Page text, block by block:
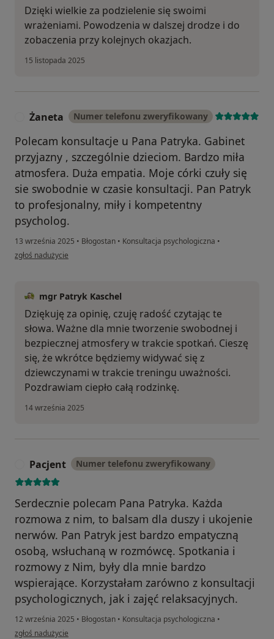
Dzięki wielkie za podzielenie się swoimi
wrażeniami. Powodzenia w dalszej drodze i do
zobaczenia przy kolejnych okazjach.
15 listopada 2025
Żaneta Numer telefonu zweryfikowany
Polecam konsultacje u Pana Patryka. Gabinet
przyjazny , szczególnie dzieciom. Bardzo miła
atmosfera. Duża empatia. Moje córki czuły się
sie swobodnie w czasie konsultacji. Pan Patryk
to profesjonalny, miły i kompetentny
psycholog.
13 września 2025 • Błogostan • Konsultacja psychologiczna •
w opinii użytkownika Żaneta
zgłoś nadużycie
mgr Patryk Kaschel
Dziękuję za opinię, czuję radość czytając te
słowa. Ważne dla mnie tworzenie swobodnej i
bezpiecznej atmosfery w trakcie spotkań. Cieszę
się, że wkrótce będziemy widywać się z
dziewczynami w trakcie treningu uważności.
Pozdrawiam ciepło całą rodzinkę.
14 września 2025
Pacjent Numer telefonu zweryfikowany
Serdecznie polecam Pana Patryka. Każda
rozmowa z nim, to balsam dla duszy i ukojenie
nerwów. Pan Patryk jest bardzo empatyczną
osobą, wsłuchaną w rozmówcę. Spotkania i
rozmowy z Nim, były dla mnie bardzo
wspierające. Korzystałam zarówno z konsultacji
psychologicznych, jak i zajęć relaksacyjnych.
12 września 2025 • Błogostan • Konsultacja psychologiczna •
w opinii użytkownika Pacjent
zgłoś nadużycie